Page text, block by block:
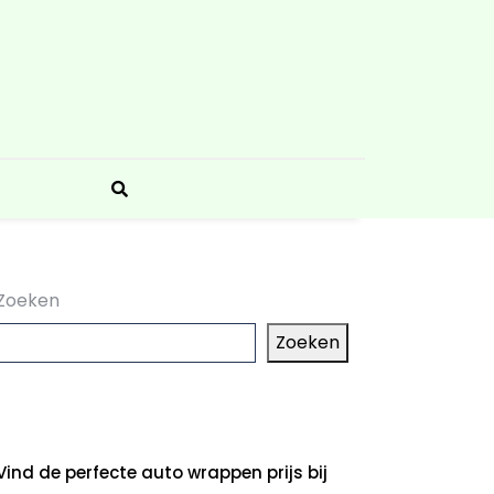
Zoeken
de perfecte auto wrappen prijs bij